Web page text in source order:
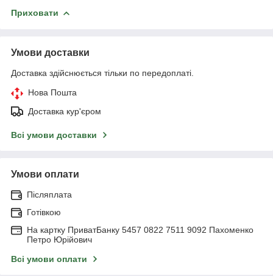
Приховати
Умови доставки
Доставка здійснюється тільки по передоплаті.
Нова Пошта
Доставка кур'єром
Всі умови доставки
Умови оплати
Післяплата
Готівкою
На картку ПриватБанку 5457 0822 7511 9092 Пахоменко
Петро Юрійович
Всі умови оплати